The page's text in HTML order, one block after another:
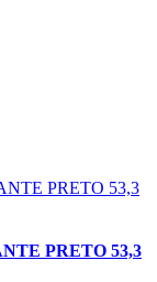
PRETO 53,3